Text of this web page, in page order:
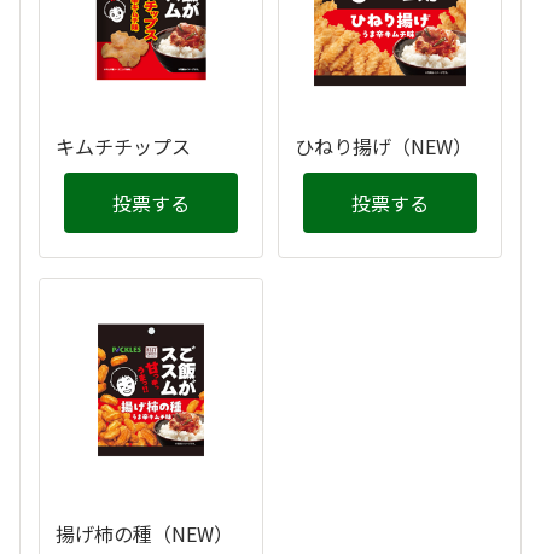
キムチチップス
投票する
ひねり揚げ（NEW）
投票する
揚げ柿の種（NEW）